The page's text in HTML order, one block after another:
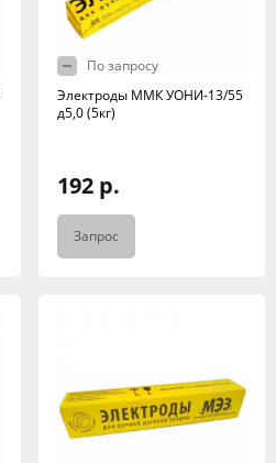
По запросу
Электроды ММК УОНИ-13/55
д5,0 (5кг)
192 р.
Запрос